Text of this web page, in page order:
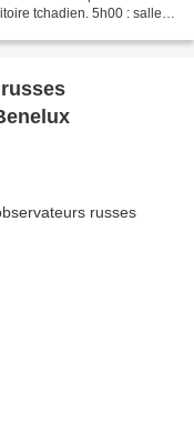
tchadien. 5h00 : salle